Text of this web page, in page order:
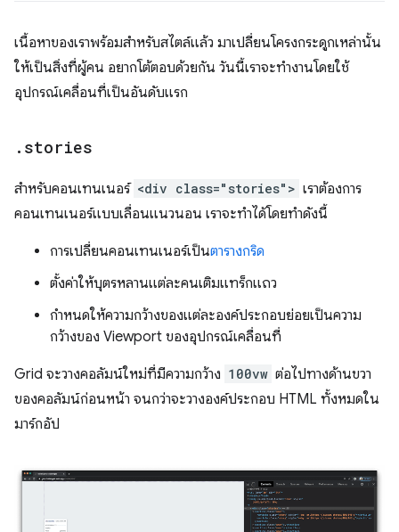
เนื้อหาของเราพร้อมสำหรับสไตล์แล้ว มาเปลี่ยนโครงกระดูกเหล่านั้น
ให้เป็นสิ่งที่ผู้คน อยากโต้ตอบด้วยกัน วันนี้เราจะทำงานโดยใช้
อุปกรณ์เคลื่อนที่เป็นอันดับแรก
. stories
สำหรับคอนเทนเนอร์ <div class="stories"> เราต้องการ
คอนเทนเนอร์แบบเลื่อนแนวนอน เราจะทำได้โดยทำดังนี้
การเปลี่ยนคอนเทนเนอร์เป็นตารางกริด
ตั้งค่าให้บุตรหลานแต่ละคนเติมแทร็กแถว
กำหนดให้ความกว้างของแต่ละองค์ประกอบย่อยเป็นความ
กว้างของ Viewport ของอุปกรณ์เคลื่อนที่
Grid จะวางคอลัมน์ใหม่ที่มีความกว้าง 100vw ต่อไปทางด้านขวา
ของคอลัมน์ก่อนหน้า จนกว่าจะวางองค์ประกอบ HTML ทั้งหมดใน
มาร์กอัป